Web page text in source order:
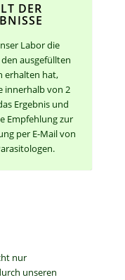
DER
Labor die
ausgefüllten
erhalten hat,
innerhalb von 2
Ergebnis und
Empfehlung zur
per E-Mail von
nur
unseren